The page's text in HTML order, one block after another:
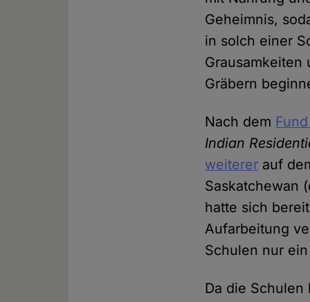
Geheimnis,
in solch einer
Gräbern
Nach dem
Indian
weiterer auf
Saskatchewan
hatte sich
Aufarbeitung
Schulen nur ein
Da die